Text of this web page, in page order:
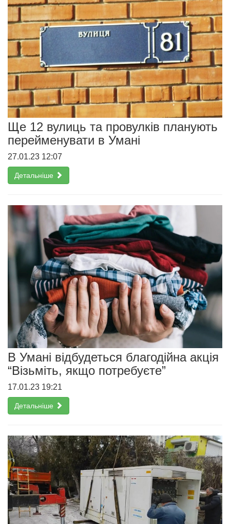
Ще 12 вулиць та провулків планують
перейменувати в Умані
27.01.23 12:07
Детальніше
В Умані відбудеться благодійна акція
“Візьміть, якщо потребуєте”
17.01.23 19:21
Детальніше